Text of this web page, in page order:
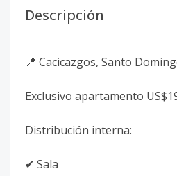
Descripción
📍 Cacicazgos, Santo
Exclusivo apartamento
Distribución interna:
✔ Sala